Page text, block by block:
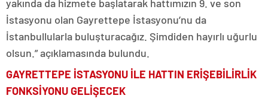
yakında da hizmete başlatarak hattımızın 9. ve son
İstasyonu olan Gayrettepe İstasyonu’nu da
İstanbullularla buluşturacağız. Şimdiden hayırlı uğurlu
olsun.” açıklamasında bulundu.
GAYRETTEPE İSTASYONU İLE HATTIN ERİŞEBİLİRLİK
FONKSİYONU GELİŞECEK